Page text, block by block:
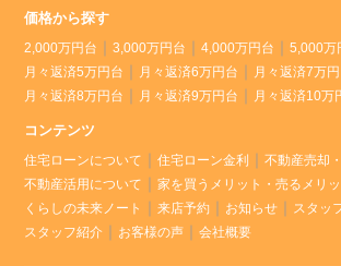
価格から探す
2,000万円台 3,000万円台 4,000万円台
5,000万
月々返済5万円台
月々返済6万円台
月々返済7万
月々返済8万円台
月々返済9万円台 月々返済10万
コンテンツ
住宅ローンについて 住宅ローン金利
不動産売却
不動産活用について
家を買うメリット・売るメリッ
くらしの未来ノート
来店予約 お知らせ
スタッ
スタッフ紹介
お客様の声 会社概要